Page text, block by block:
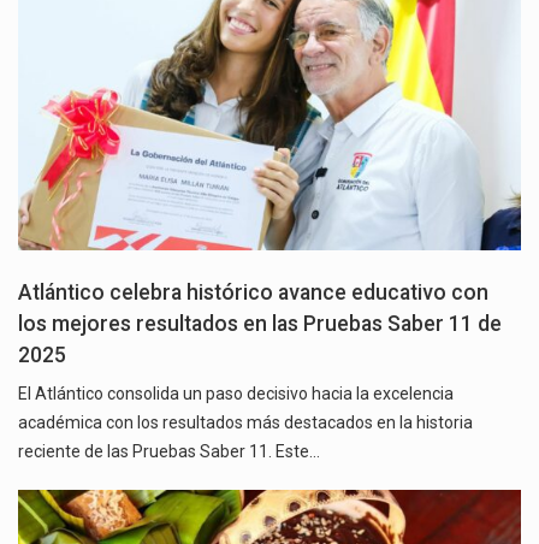
Atlántico celebra histórico avance educativo con
los mejores resultados en las Pruebas Saber 11 de
2025
El Atlántico consolida un paso decisivo hacia la excelencia
académica con los resultados más destacados en la historia
reciente de las Pruebas Saber 11. Este…